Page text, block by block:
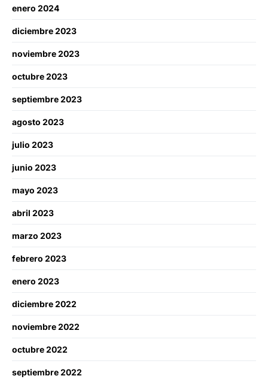
enero 2024
diciembre 2023
noviembre 2023
octubre 2023
septiembre 2023
agosto 2023
julio 2023
junio 2023
mayo 2023
abril 2023
marzo 2023
febrero 2023
enero 2023
diciembre 2022
noviembre 2022
octubre 2022
septiembre 2022